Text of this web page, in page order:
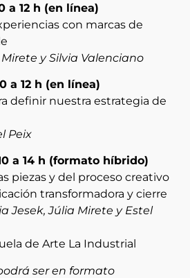
a 12 h (en línea)
con marcas de
y Silvia Valenciano
a 12 h (en línea)
definir nuestra estrategia de
Peix
a 14 h (formato híbrido)
piezas y del proceso creativo
transformadora y cierre
Jesek, Júlia Mirete y Estel
de Arte La Industrial
ser en formato